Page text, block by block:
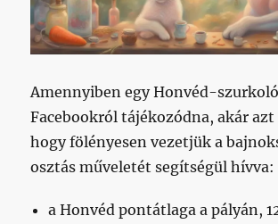
Amennyiben egy Honvéd-
Facebookról tájékozódna, akár
hogy fölényesen vezetjük a
osztás műveletét segítségül hívva:
a Honvéd pontátlaga a pályán,